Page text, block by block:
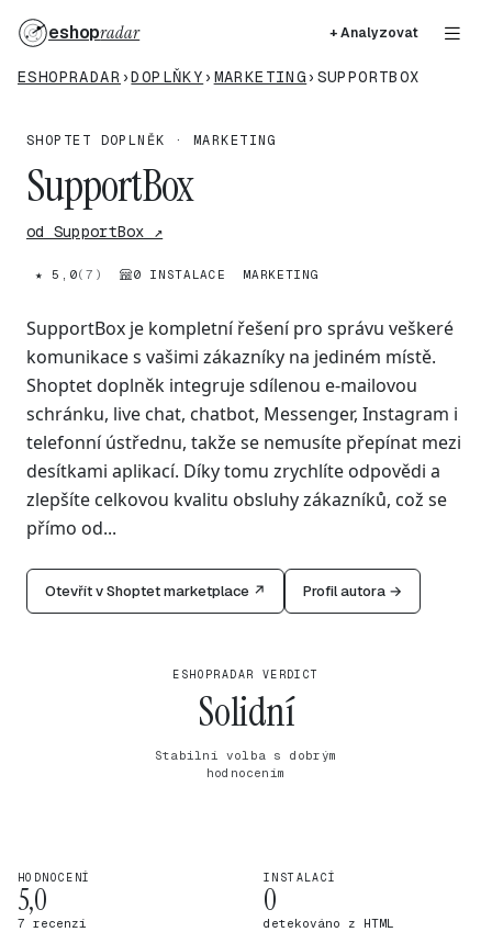
eshopradar + Analyzovat
ESHOPRADAR ›DOPLŇKY › MARKETING › SUPPORTBOX
SHOPTET DOPLNĚK · MARKETING
SupportBox
od SupportBox ↗
★ 5,0(7) 0 INSTALACE MARKETING
SupportBox je kompletní řešení pro správu veškeré
komunikace s vašimi zákazníky na jediném místě.
Shoptet doplněk integruje sdílenou e-mailovou
schránku, live chat, chatbot, Messenger, Instagram i
telefonní ústřednu, takže se nemusíte přepínat mezi
desítkami aplikací. Díky tomu zrychlíte odpovědi a
zlepšíte celkovou kvalitu obsluhy zákazníků, což se
přímo od...
Otevřít v Shoptet marketplace ↗ Profil autora →
ESHOPRADAR VERDICT
Solidní
Stabilní volba s dobrým
hodnocením
HODNOCENÍ
5,0
7 recenzí
INSTALACÍ
0
detekováno z HTML